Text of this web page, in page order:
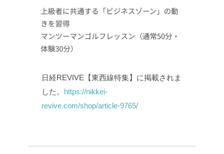
日経REVIVE【東西線特集】に掲載されま
した。 https://nikkei-
revive.com/shop/article-9765/